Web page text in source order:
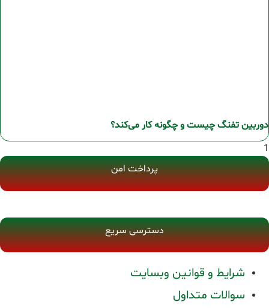
دوربین تفنگ چیست و چگونه کار می‌کند؟
پرداخت امن
دسترسی سریع
شرایط و قوانین وبسایت
سوالات متداول